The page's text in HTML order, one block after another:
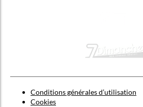
Conditions générales d’utilisation
Cookies